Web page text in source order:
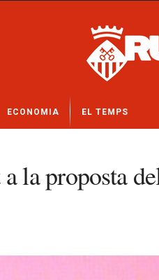
ECONOMIA EL TEMPS
la proposta